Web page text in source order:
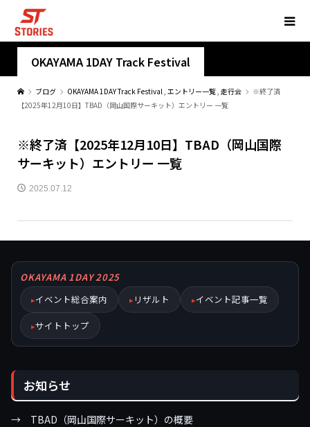
OKAYAMA 1DAY Track Festival
ブログ OKAYAMA 1DAY Track Festival, エントリー一覧, 走行会
※終了済
【2025年12月10日】TBAD（岡山国際サーキット）エントリー 一覧
※終了済【2025年12月10日】TBAD（岡山国際
サーキット）エントリー 一覧
2025.07.12
OKAYAMA 1DAY 2025
イベント総合案内
リザルト
イベント記事一覧
サイトトップ
お知らせ
→ TBAD（岡山国際サーキット）の概要